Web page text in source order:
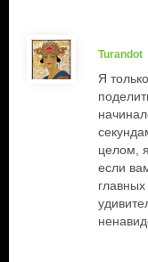
Turandot
Я
целом,
если